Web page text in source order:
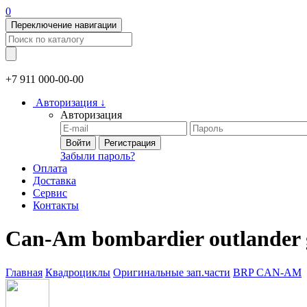
0
Переключение навигации
+7 911 000-00-00
Авторизация ↓
Авторизация
Войти Регистрация
Забыли пароль?
Оплата
Доставка
Сервис
Контакты
Сan-Am bombardier outlander
Главная Квадроциклы Оригинальные зап.части BRP CAN-AM